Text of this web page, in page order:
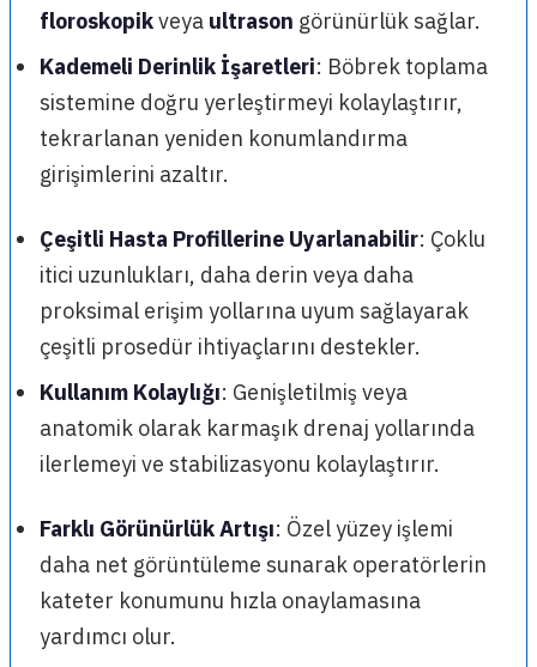
floroskopikveya ultrason görünürlük sağlar.
Kademeli Derinlik İşaretleri: Böbrek toplama
sistemine doğru yerleştirmeyi kolaylaştırır,
tekrarlanan yeniden konumlandırma
girişimlerini azaltır.
Çeşitli Hasta Profillerine Uyarlanabilir: Çoklu
itici uzunlukları, daha derin veya daha
proksimal erişim yollarına uyum sağlayarak
çeşitli prosedür ihtiyaçlarını destekler.
Kullanım Kolaylığı: Genişletilmiş veya
anatomik olarak karmaşık drenaj yollarında
ilerlemeyi ve stabilizasyonu kolaylaştırır.
Farklı Görünürlük Artışı: Özel yüzey işlemi
daha net görüntüleme sunarak operatörlerin
kateter konumunu hızla onaylamasına
yardımcı olur.